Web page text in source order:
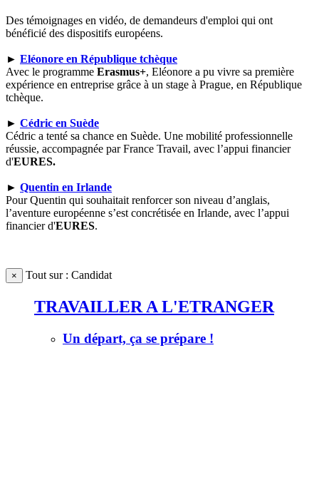
Des témoignages en vidéo, de demandeurs d'emploi qui ont
bénéficié des dispositifs européens.
► Eléonore en République tchèque
Avec le programme Erasmus+, Eléonore a pu vivre sa première
expérience en entreprise grâce à un stage à Prague, en République
tchèque.
► Cédric en Suède
Cédric a tenté sa chance en Suède. Une mobilité professionnelle
réussie, accompagnée par France Travail, avec l’appui financier
d'EURES.
► Quentin en Irlande
Pour Quentin qui souhaitait renforcer son niveau d’anglais,
l’aventure européenne s’est concrétisée en Irlande, avec l’appui
financier d'EURES.
× Tout sur : Candidat
TRAVAILLER A L'ETRANGER
Un départ, ça se prépare !